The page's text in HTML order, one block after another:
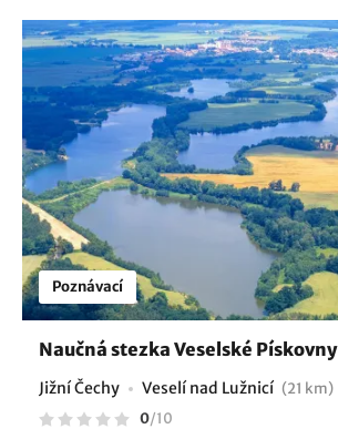
Poznávací
Naučná stezka Veselské Pískovny
Jižní Čechy Veselí nad Lužnicí (21 km)
0/10